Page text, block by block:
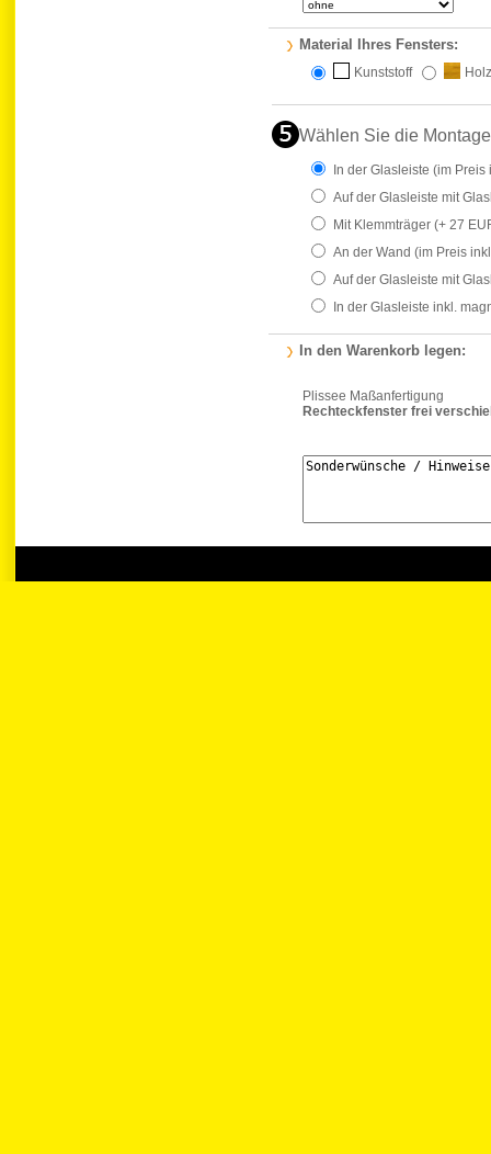
Material Ihres Fensters:
Kunststoff Holz
Wählen Sie die
In der Glasleiste (im Preis
Auf der Glasleiste mit
Mit Klemmträger (+ 27
An der Wand (im Preis
Auf der Glasleiste mit
In der Glasleiste inkl.
In den Warenkorb legen:
Plissee Maßanfertigung
Rechteckfenster frei